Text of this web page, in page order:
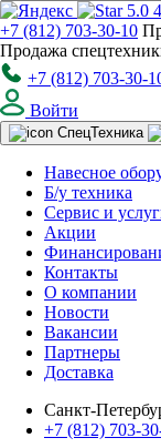
5.0
+7 (812) 703-30-10
Продажа
+7 (812) 703-30-
Войти
СпецТехника
Навесное
Б/у техника
Сервис и
Акции
Контакты
О компании
Новости
Вакансии
Партнеры
Доставка
Санкт-
+7 (812) 703-